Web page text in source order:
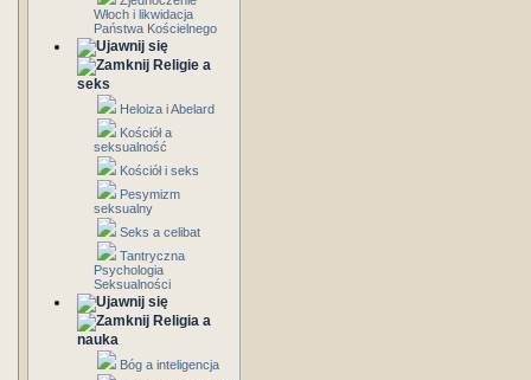
Włoch i likwidacja
Państwa Kościelnego
Religie a
seks
Heloiza i Abelard
Kościół a
seksualność
Kościół i seks
Pesymizm
seksualny
Seks a celibat
Tantryczna
Psychologia
Seksualności
Religia a
nauka
Bóg a inteligencja